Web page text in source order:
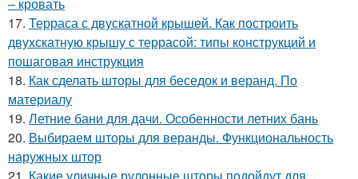
17. Терраса с двускатной крышей. Как построить
двухскатную крышу с террасой: типы конструкций и
пошаговая инструкция
18. Как сделать шторы для беседок и веранд. По
материалу
19. Летние бани для дачи. Особенности летних бань
20. Выбираем шторы для веранды. Функциональность
наружных штор